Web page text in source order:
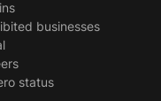
businesses
status